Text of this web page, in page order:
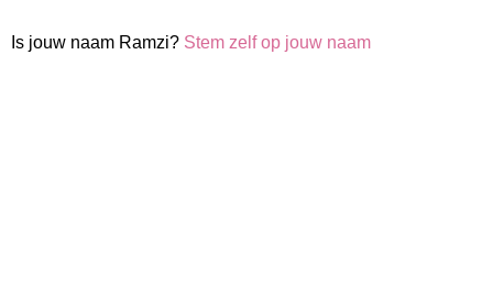
Is jouw naam Ramzi? Stem zelf op jouw naam